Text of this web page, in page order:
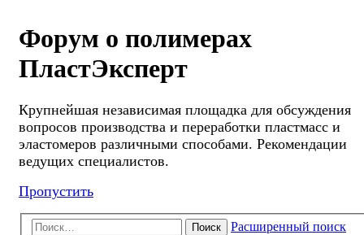
Форум о полимерах
ПластЭксперт
Крупнейшая независимая площадка для обсуждения
вопросов производства и переработки пластмасс и
эластомеров различными способами. Рекомендации
ведущих специалистов.
Пропустить
Поиск Расширенный поиск